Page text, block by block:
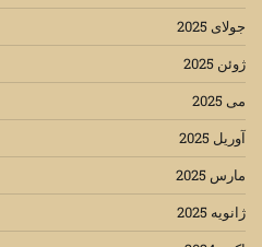
جولای 2025
ژوئن 2025
می 2025
آوریل 2025
مارس 2025
ژانویه 2025